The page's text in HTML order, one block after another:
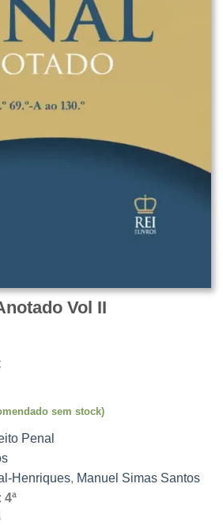
Vol II
O
atual
39.92€.
sem stock)
Penal
Henriques, Manuel Simas Santos
4ª